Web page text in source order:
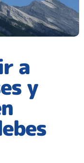
a
y